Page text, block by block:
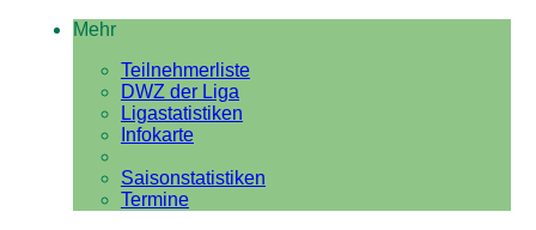
Mehr
Teilnehmerliste
DWZ der Liga
Ligastatistiken
Infokarte
Saisonstatistiken
Termine